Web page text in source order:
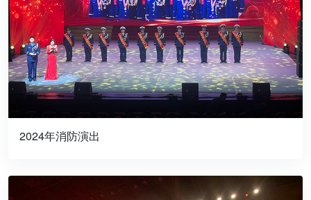
2024年消防演出